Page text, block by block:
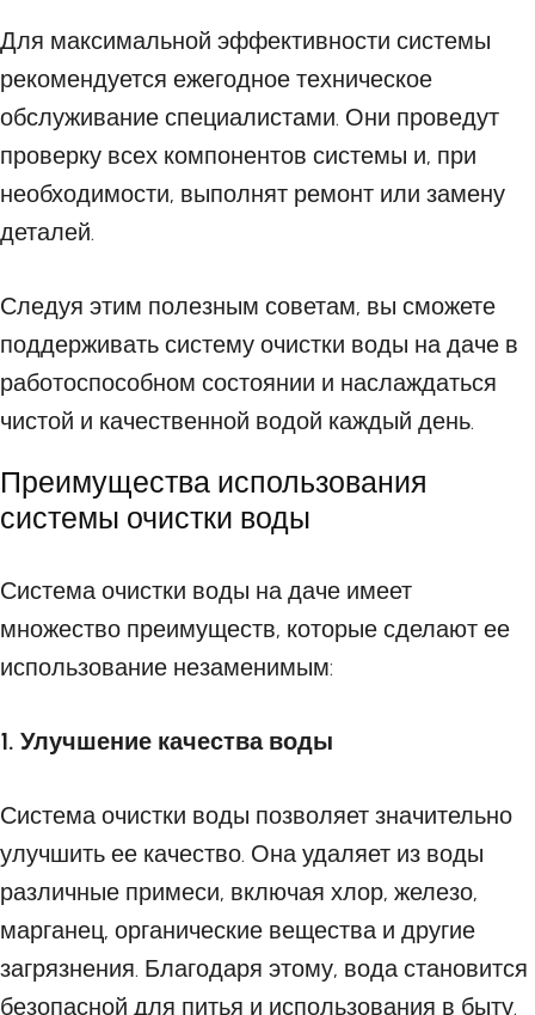
Для максимальной эффективности системы
рекомендуется ежегодное техническое
обслуживание специалистами. Они проведут
проверку всех компонентов системы и, при
необходимости, выполнят ремонт или замену
деталей.
Следуя этим полезным советам, вы сможете
поддерживать систему очистки воды на даче в
работоспособном состоянии и наслаждаться
чистой и качественной водой каждый день.
Преимущества использования
системы очистки воды
Система очистки воды на даче имеет
множество преимуществ, которые сделают ее
использование незаменимым:
1. Улучшение качества воды
Система очистки воды позволяет значительно
улучшить ее качество. Она удаляет из воды
различные примеси, включая хлор, железо,
марганец, органические вещества и другие
загрязнения. Благодаря этому, вода становится
безопасной для питья и использования в быту.